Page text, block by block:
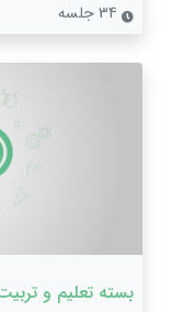
بسته تعلیم و